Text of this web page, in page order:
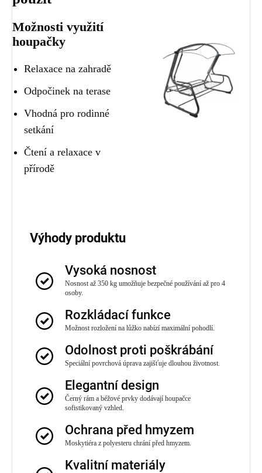
Možnosti využití
houpačky
Relaxace na zahradě
Odpočinek na terase
Vhodná pro rodinné
setkání
Čtení a relaxace v
přírodě
Výhody produktu
Vysoká nosnost
Nosnost až 350 kg umožňuje bezpečné používání až pro 4
osoby.
Rozkládací funkce
Možnost rozložení na lůžko nabízí maximální pohodlí.
Odolnost proti poškrábání
Speciální povrchová úprava zajišťuje dlouhou životnost.
Elegantní design
Černý rám a béžové prvky dodávají houpačce
sofistikovaný vzhled.
Ochrana před hmyzem
Moskytiéra z polyesteru chrání před hmyzem.
Kvalitní materiály